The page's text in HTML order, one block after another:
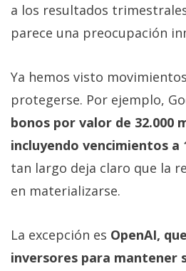
a los resultados
parece una preocupación
Ya hemos visto
protegerse. Por ejemplo,
bonos por valor de 32.000
incluyendo vencimientos a
tan largo deja claro que la
en materializarse.
La excepción es OpenAI,
inversores para mantener